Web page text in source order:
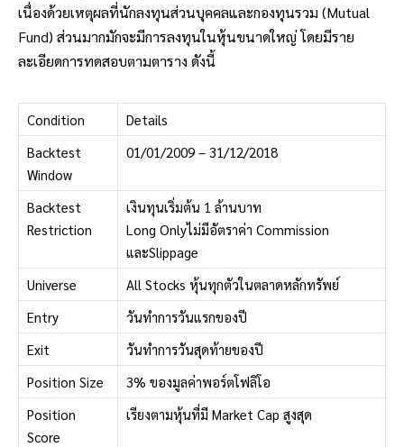
เนื่องด้วยเหตุผลที่นักลงทุนส่วนบุคคลและกองทุนรวม (Mutual
Fund) ส่วนมากมักจะมีการลงทุนในหุ้นขนาดใหญ่ โดยมีราย
ละเอียดการทดสอบตามตาราง ดังนี้
Condition
Details
Backtest
Window
01/01/2009 – 31/12/2018
Backtest
Restriction
เงินทุนเริ่มต้น 1 ล้านบาท
Long Onlyไม่มีอัตราค่า Commission
และSlippage
Universe
All Stocks หุ้นทุกตัวในตลาดหลักทรัพย์
Entry
วันทำการวันแรกของปี
Exit
วันทำการวันสุดท้ายของปี
Position Size
3% ของมูลค่าพอร์ตโฟลิโอ
Position
Score
เรียงตามหุ้นที่มี Market Cap สูงสุด